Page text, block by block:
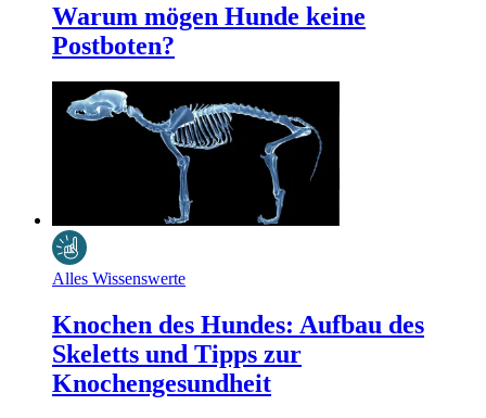
Warum mögen Hunde keine
Postboten?
Alles Wissenswerte
Knochen des Hundes: Aufbau des
Skeletts und Tipps zur
Knochengesundheit